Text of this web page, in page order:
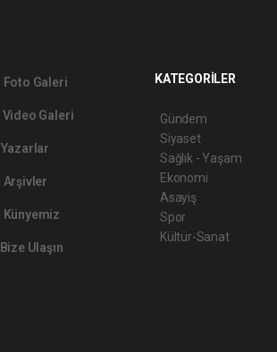
Foto Galeri
Video Galeri
Yazarlar
Arşivler
Künyemiz
Bize Ulaşın
KATEGORİLER
Gündem
Siyaset
Sağlık - Yaşam
Ekonomi
Asayiş
Spor
Kültür-Sanat